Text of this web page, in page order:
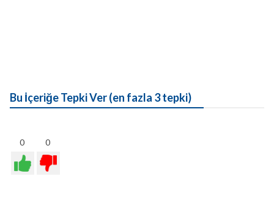
Bu İçeriğe Tepki Ver (en fazla 3 tepki)
0 0